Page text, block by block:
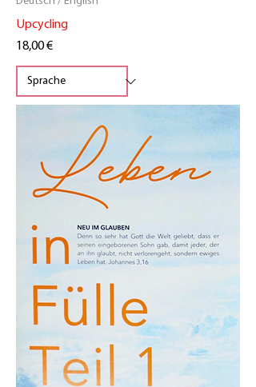
Upcycling
Preis
18,00 €